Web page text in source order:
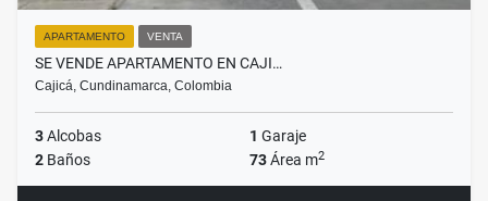
APARTAMENTO VENTA
SE VENDE APARTAMENTO EN CAJI…
Cajicá, Cundinamarca, Colombia
3Alcobas 1 Garaje
2 Baños 73Área m2